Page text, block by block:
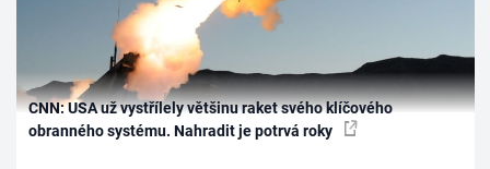
CNN: USA už vystřílely většinu raket svého klíčového
obranného systému. Nahradit je potrvá roky